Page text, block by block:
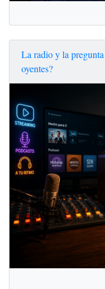
La radio y la
oyentes?